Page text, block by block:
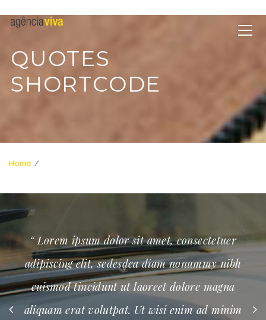
QUOTES
SHORTCODE
Home
“ Lorem ipsum dolor sit amet, consectetuer
adipiscing elit, sedesdea diam nonummy nibh
euismod tincidunt ut laoreet dolore magna
aliquam erat volutpat. Ut wisi enim ad minim